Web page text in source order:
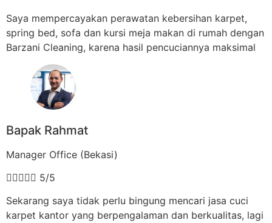
Saya mempercayakan perawatan kebersihan karpet,
spring bed, sofa dan kursi meja makan di rumah dengan
Barzani Cleaning, karena hasil pencuciannya maksimal
Bapak Rahmat
Manager Office (Bekasi)
 5/5
Sekarang saya tidak perlu bingung mencari jasa cuci
karpet kantor yang berpengalaman dan berkualitas, lagi